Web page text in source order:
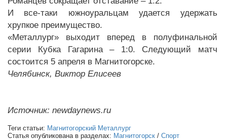
И все-таки южноуральцам удается удержать
хрупкое преимущество.
«Металлург» выходит вперед в полуфинальной
серии Кубка Гагарина – 1:0. Следующий матч
состоится 5 апреля в Магнитогорске.
Челябинск, Виктор Елисеев
Источник: newdaynews.ru
Теги статьи: Магнитогорский Металлург
Статья опубликована в разделах: Магнитогорск / Спорт